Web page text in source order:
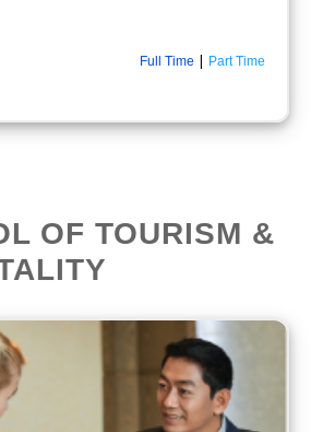
Full Time | Part Time
OF TOURISM &